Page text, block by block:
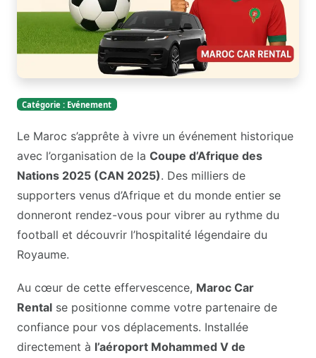
Catégorie : Evénement
Le Maroc s’apprête à vivre un événement historique
avec l’organisation de la Coupe d’Afrique des
Nations 2025 (CAN 2025). Des milliers de
supporters venus d’Afrique et du monde entier se
donneront rendez-vous pour vibrer au rythme du
football et découvrir l’hospitalité légendaire du
Royaume.
Au cœur de cette effervescence, Maroc Car
Rental se positionne comme votre partenaire de
confiance pour vos déplacements. Installée
directement à l’aéroport Mohammed V de